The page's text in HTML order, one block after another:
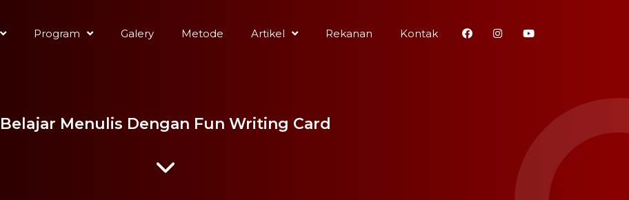
Program Galery Metode Artikel Rekanan Kontak
Belajar Menulis Dengan Fun Writing Card